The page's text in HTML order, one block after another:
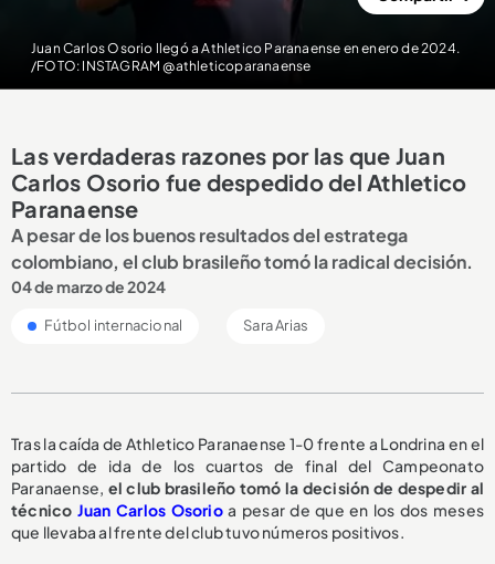
Juan Carlos Osorio llegó a Athletico Paranaense en enero de 2024.
/FOTO: INSTAGRAM @athleticoparanaense
Las verdaderas razones por las que Juan
Carlos Osorio fue despedido del Athletico
Paranaense
A pesar de los buenos resultados del estratega
colombiano, el club brasileño tomó la radical decisión.
04 de marzo de 2024
Fútbol internacional Sara Arias
Tras la caída de Athletico Paranaense 1-0 frente a Londrina en el
partido de ida de los cuartos de final del Campeonato
Paranaense, el club brasileño tomó la decisión de despedir al
técnico Juan Carlos Osorioa pesar de que en los dos meses
que llevaba al frente del club tuvo números positivos.